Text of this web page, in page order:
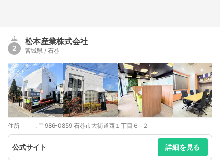
2
松本産業株式会社
宮城県 / 石巻
住所 : 〒986-0859 石巻市大街道西１丁目６−２
公式サイト 詳細を見る